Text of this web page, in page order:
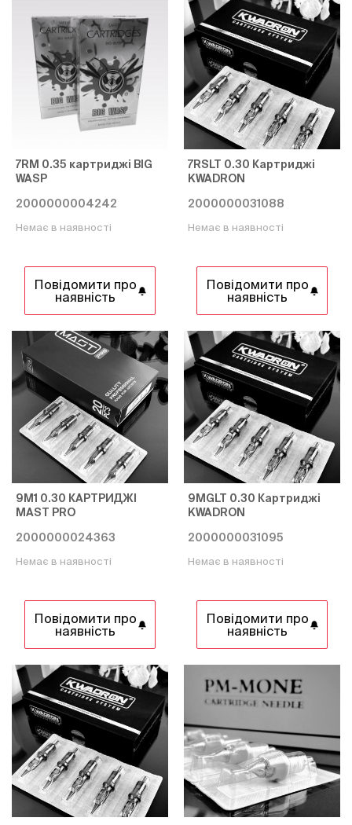
7RM 0.35 картриджі BIG
WASP
2000000004242
Немає в наявності
Повідомити про
наявність
7RSLT 0.30 Картриджі
KWADRON
2000000031088
Немає в наявності
Повідомити про
наявність
9M1 0.30 КАРТРИДЖІ
MAST PRO
2000000024363
Немає в наявності
Повідомити про
наявність
9MGLT 0.30 Картриджі
KWADRON
2000000031095
Немає в наявності
Повідомити про
наявність